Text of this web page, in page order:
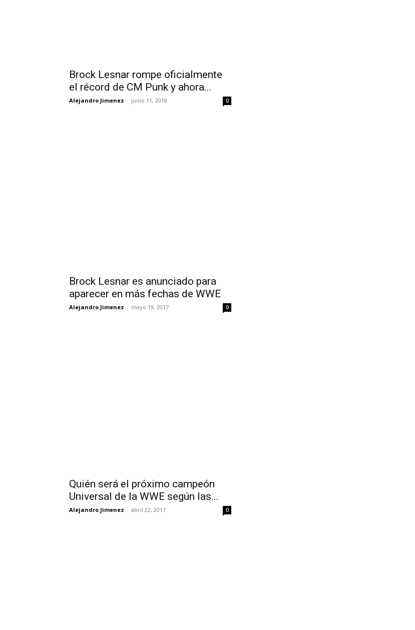
Brock Lesnar rompe oficialmente
el récord de CM Punk y ahora...
Alejandro Jimenez - junio 11, 2018 0
Brock Lesnar es anunciado para
aparecer en más fechas de WWE
Alejandro Jimenez - mayo 19, 2017 0
Quién será el próximo campeón
Universal de la WWE según las...
Alejandro Jimenez - abril 22, 2017 0